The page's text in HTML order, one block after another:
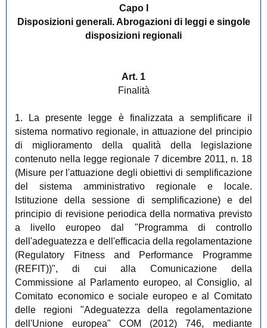
Capo I
Disposizioni generali. Abrogazioni di leggi e singole
disposizioni regionali
Art. 1
Finalità
1. La presente legge è finalizzata a semplificare il
sistema normativo regionale, in attuazione del principio
di miglioramento della qualità della legislazione
contenuto nella legge regionale 7 dicembre 2011, n. 18
(Misure per l'attuazione degli obiettivi di semplificazione
del sistema amministrativo regionale e locale.
Istituzione della sessione di semplificazione) e del
principio di revisione periodica della normativa previsto
a livello europeo dal "Programma di controllo
dell'adeguatezza e dell'efficacia della regolamentazione
(Regulatory Fitness and Performance Programme
(REFIT))", di cui alla Comunicazione della
Commissione al Parlamento europeo, al Consiglio, al
Comitato economico e sociale europeo e al Comitato
delle regioni "Adeguatezza della regolamentazione
dell'Unione europea" COM (2012) 746, mediante